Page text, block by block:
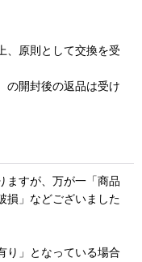
、原則として交換を受
の開封後の返品は受け
ますが、万が一「商品
損」などございました
り」となっている場合